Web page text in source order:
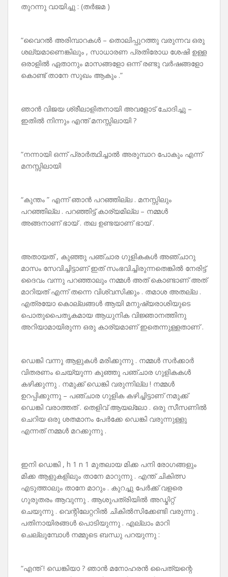
തുറന്നു വായിച്ചു : (തർജമ )
“വൈറൽ അരിമ്പാറകൾ – തൊലിപ്പുറത്തു വരുന്നവ ഒരു
ശല്യമാണെങ്കിലും , സാധാരണ പ്രതിരോധ ശേഷി ഉള്ള
ഒരാളിൽ ഏതാനും മാസങ്ങളോ ഒന്ന് രണ്ടു വർഷങ്ങളോ
കൊണ്ട് താനേ സുഖം ആകും .”
ഞാൻ വിജയ ശ്രീലാളിതനായി അവളോട് ചോദിച്ചു –
ഇതിൽ നിന്നും എന്ത് മനസ്സിലായി ?
“നന്നായി ഒന്ന് പ്രാർത്ഥിച്ചാൽ അരുമ്പാറ പോകും എന്ന്
മനസ്സിലായി
“കുന്തം ” എന്ന് ഞാൻ പറഞ്ഞില്ല . മനസ്സിലും
പറഞ്ഞില്ല . പറഞ്ഞിട്ട് കാര്യമില്ല – നമ്മൾ
അങ്ങനാണ് ഭായ് . തല ഉണ്ടയാണ്‌ ഭായ് .
അതായത് , കുഞ്ഞു പഞ്ചാര ഗുളികകൾ അഞ്ചാറു
മാസം സേവിച്ചിട്ടാണ് ഇത് സംഭവിച്ചിരുന്നതെങ്കിൽ നേരിട്ട്
ദൈവം വന്നു പറഞ്ഞാലും നമ്മൾ അത് കൊണ്ടാണ് അത്
മാറിയത് എന്ന് തന്നെ വിശ്വസിക്കും . തമാശ അതല്ല .
എത്രയോ കൊല്ലങ്ങൾ ആയി മനുഷ്യരാശിയുടെ
പൊതുപൈതൃകമായ ആധുനിക വിജ്ഞാനത്തിനു
അറിയാമായിരുന്ന ഒരു കാര്യമാണ് ഇതെന്നുള്ളതാണ് .
ഡെങ്കി വന്നു ആളുകൾ മരിക്കുന്നു . നമ്മൾ സർക്കാർ
വിതരണം ചെയ്യുന്ന കുഞ്ഞു പഞ്ചാര ഗുളികകൾ
കഴിക്കുന്നു . നമുക്ക് ഡെങ്കി വരുന്നില്ല ! നമ്മൾ
ഉറപ്പിക്കുന്നു – പഞ്ചാര ഗുളിക കഴിച്ചിട്ടാണ് നമുക്ക്
ഡെങ്കി വരാത്തത് . തെളിവ് ആയല്ലോ . ഒരു സീസണിൽ
ചെറിയ ഒരു ശതമാനം പേർക്കേ ഡെങ്കി വരുന്നുള്ളു
എന്നത് നമ്മൾ മറക്കുന്നു .
ഇനി ഡെങ്കി , h 1 n 1 മുതലായ മിക്ക പനി രോഗങ്ങളും
മിക്ക ആളുകളിലും താനേ മാറുന്നു . എന്ത് ചികിത്സ
എടുത്താലും താനേ മാറും . കുറച്ചു പേർക്ക് വളരെ
ഗുരുതരം ആവുന്നു . ആശുപത്രിയിൽ അഡ്മിറ്റ്
ചെയുന്നു . വെന്റിലേറ്ററിൽ ചികിൽസിക്കേണ്ടി വരുന്നു .
പതിനായിരങ്ങൾ പൊടിയുന്നു . എല്ലാം മാറി
ചെല്ലുമ്പോൾ നമ്മുടെ ബന്ധു പറയുന്നു :
“എന്ത് ! ഡെങ്കിയാ ? ഞാൻ മനോഹരൻ പൈത്യന്റെ